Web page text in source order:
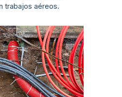
trabajos aéreos.